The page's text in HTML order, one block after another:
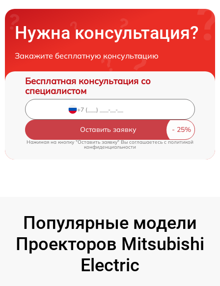
Нужна консультация?
Закажите бесплатную консультацию
Бесплатная консультация со
специалистом
Оставить заявку
Нажимая на кнопку "Оставить заявку" Вы соглашаетесь c политикой
конфиденциальности
Популярные модели
Проекторов Mitsubishi
Electric